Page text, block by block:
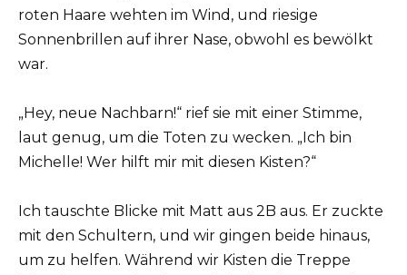
roten Haare wehten im Wind, und riesige
Sonnenbrillen auf ihrer Nase, obwohl es bewölkt
war.
„Hey, neue Nachbarn!“ rief sie mit einer Stimme,
laut genug, um die Toten zu wecken. „Ich bin
Michelle! Wer hilft mir mit diesen Kisten?“
Ich tauschte Blicke mit Matt aus 2B aus. Er zuckte
mit den Schultern, und wir gingen beide hinaus,
um zu helfen. Während wir Kisten die Treppe